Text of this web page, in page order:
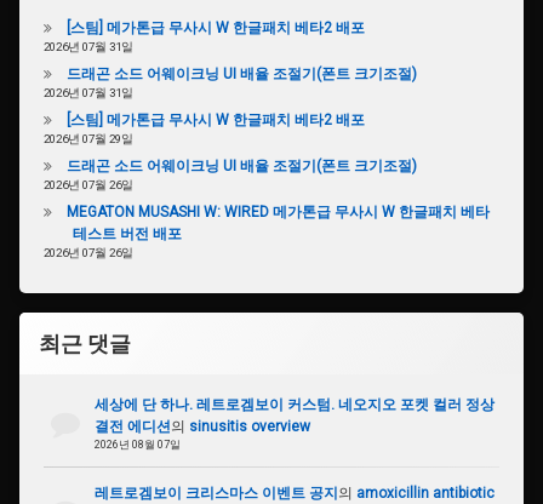
[스팀] 메가톤급 무사시 W 한글패치 베타2 배포
2026년 07월 31일
드래곤 소드 어웨이크닝 UI 배율 조절기(폰트 크기조절)
2026년 07월 31일
[스팀] 메가톤급 무사시 W 한글패치 베타2 배포
2026년 07월 29일
드래곤 소드 어웨이크닝 UI 배율 조절기(폰트 크기조절)
2026년 07월 26일
MEGATON MUSASHI W: WIRED 메가톤급 무사시 W 한글패치 베타
테스트 버전 배포
2026년 07월 26일
최근 댓글
세상에 단 하나. 레트로겜보이 커스텀. 네오지오 포켓 컬러 정상
결전 에디션의 sinusitis overview
2026년 08월 07일
레트로겜보이 크리스마스 이벤트 공지의 amoxicillin antibiotic